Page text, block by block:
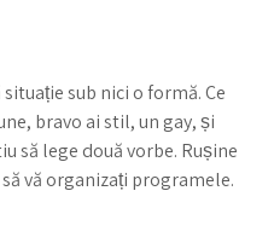
sub nici o formă. Ce
bravo ai stil, un gay, și
să lege două vorbe. Rușine
vă organizați programele.